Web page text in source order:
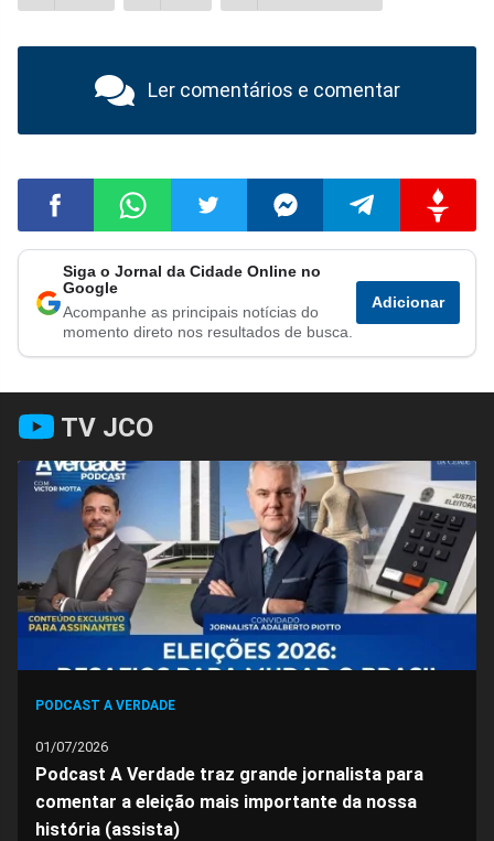
Ler comentários e comentar
Compartilhar
no
Facebook
Compartilhar
no
Whatsapp
Compartilhar
no
Twitter
Compartilhar
no
Messenger
Compartilhar
no
Telegram
no
Gettr
Siga o Jornal da Cidade Online no
Google
Acompanhe as principais notícias do
momento direto nos resultados de busca.
Adicionar
TV JCO
PODCAST A VERDADE
01/07/2026
Podcast A Verdade traz grande jornalista para
comentar a eleição mais importante da nossa
história (assista)